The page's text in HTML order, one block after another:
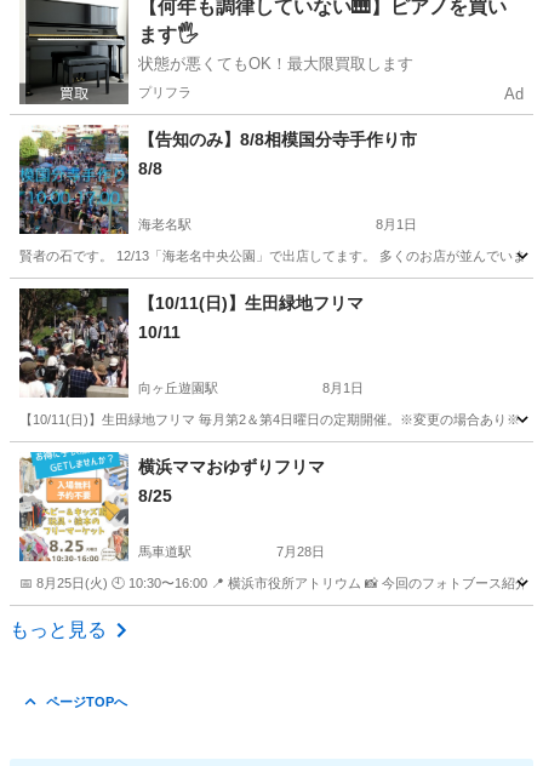
【何年も調律していない🎹】ピアノを買い
ます🖐️
状態が悪くてもOK！最大限買取します
プリフラ Ad
【告知のみ】8/8相模国分寺手作り市
8/8
海老名駅 8月1日
賢者の石です。 12/13「海老名中央公園」で出店してます。 多くのお店が並んでいま
神奈川 海老名市 海老名駅 フリーマーケット
【10/11(日)】生田緑地フリマ
10/11
向ヶ丘遊園駅 8月1日
【10/11(日)】生田緑地フリマ 毎月第2＆第4日曜日の定期開催。※変更の場合あり※
神奈川 川崎市 向ヶ丘遊園駅 フリーマーケット
横浜ママおゆずりフリマ
8/25
馬車道駅 7月28日
📅 8月25日(火) 🕙 10:30〜16:00 📍 横浜市役所アトリウム 📸 今回のフォトブース紹
神奈川 横浜市
もっと見る
ページTOPへ